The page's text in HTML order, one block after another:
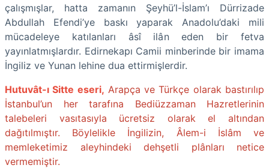
çalışmışlar, hatta zamanın Şeyhü’l-İslam’ı Dürrizade
Abdullah Efendi’ye baskı yaparak Anadolu’daki mili
mücadeleye katılanları âsî ilân eden bir fetva
yayınlatmışlardır. Edirnekapı Camii minberinde bir imama
İngiliz ve Yunan lehine dua ettirmişlerdir.
Hutuvât-ı Sitte eseri, Arapça ve Türkçe olarak bastırılıp
İstanbul’un her tarafına Bediüzzaman Hazretlerinin
talebeleri vasıtasıyla ücretsiz olarak el altından
dağıtılmıştır. Böylelikle İngilizin, Âlem-i İslâm ve
memleketimiz aleyhindeki dehşetli plânları netice
vermemiştir.